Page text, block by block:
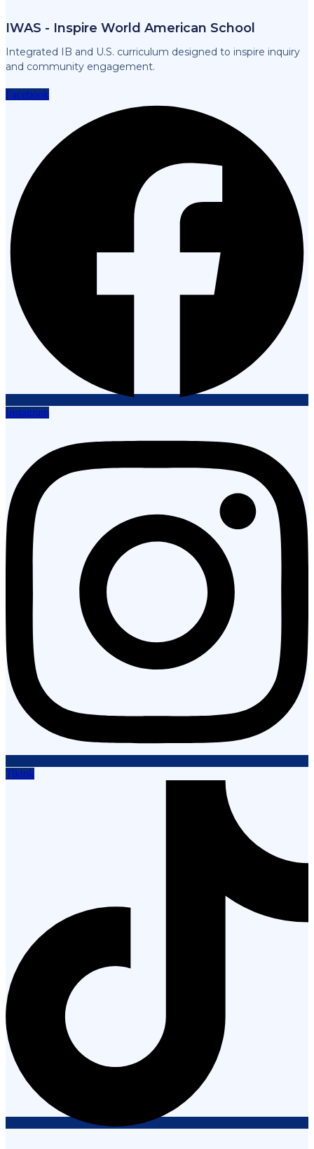
IWAS - Inspire World American School
Integrated IB and U.S. curriculum designed to inspire inquiry
and community engagement.
Facebook
Instagram
Tiktok